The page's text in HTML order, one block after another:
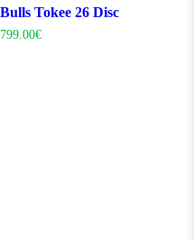
Bulls Tokee 26 Disc
799.00€